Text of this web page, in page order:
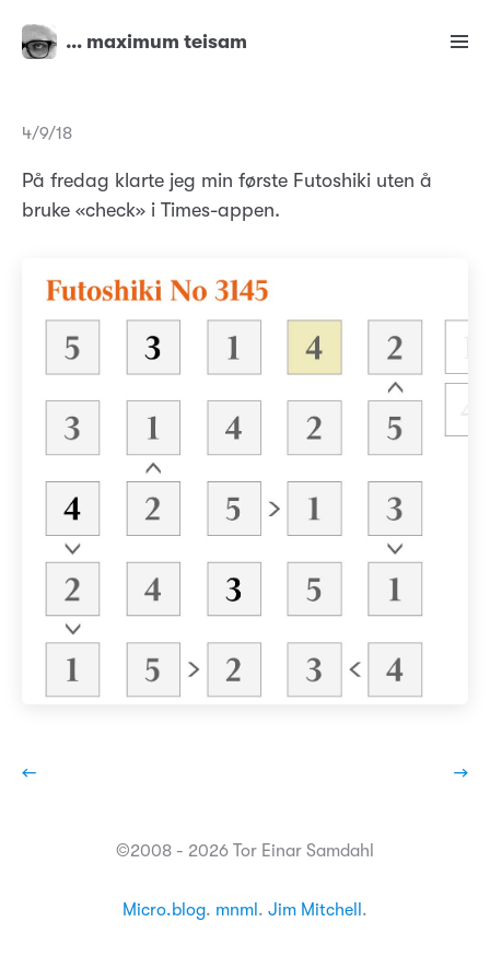
… maximum teisam
4/9/18
På fredag klarte jeg min første Futoshiki uten å
bruke «check» i Times-appen.
← →
©2008 - 2026 Tor Einar Samdahl
Micro.blog. mnml . Jim Mitchell .